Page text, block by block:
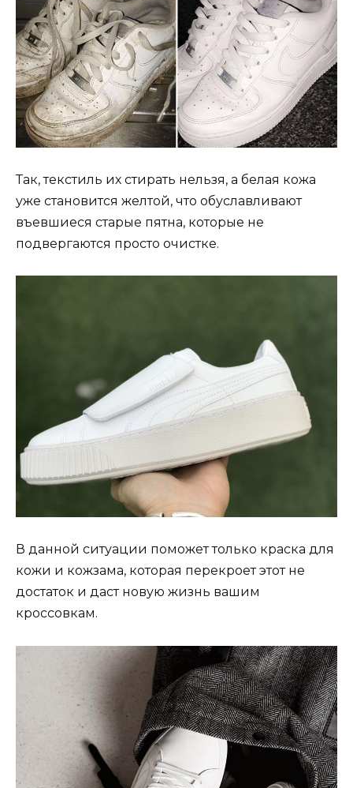
Так, текстиль их стирать нельзя, а белая кожа
уже становится желтой, что обуславливают
въевшиеся старые пятна, которые не
подвергаются просто очистке.
В данной ситуации поможет только краска для
кожи и кожзама, которая перекроет этот не
достаток и даст новую жизнь вашим
кроссовкам.